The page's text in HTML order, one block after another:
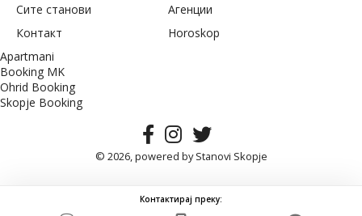
Контактирај преку:
Сите станови
Агенции
Контакт
Horoskop
Apartmani
Booking MK
Ohrid Booking
Skopje Booking
© 2026, powered byStanovi Skopje